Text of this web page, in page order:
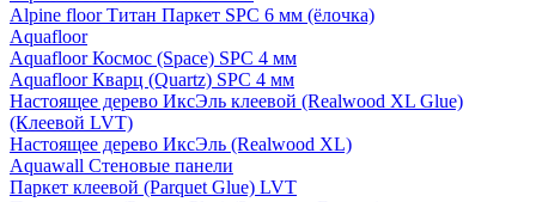
Alpine floor Титан Паркет SPC 6 мм (ёлочка)
Aquafloor
Aquafloor Космос (Space) SPC 4 мм
Aquafloor Кварц (Quartz) SPC 4 мм
Настоящее дерево ИксЭль клеевой (Realwood XL Glue)
(Клеевой LVT)
Настоящее дерево ИксЭль (Realwood XL)
Aquawall Стеновые панели
Паркет клеевой (Parquet Glue) LVT